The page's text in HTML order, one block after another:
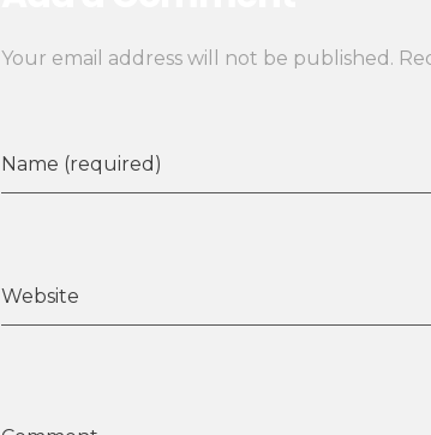
Your email address will not be published.
Name (required)
Website